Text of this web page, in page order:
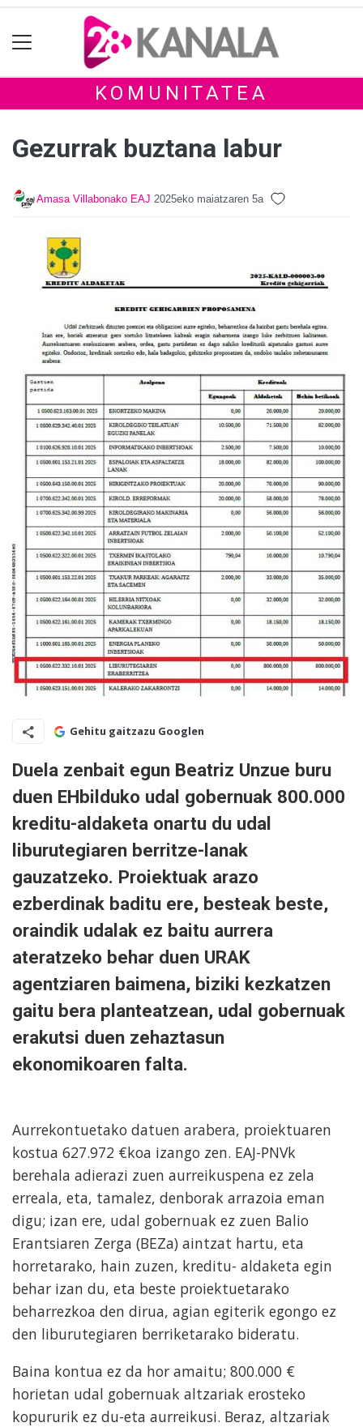
KOMUNITATEA
Gezurrak buztana labur
Amasa Villabonako EAJ 2025eko maiatzaren 5a
Gehitu gaitzazu Googlen
Duela zenbait egun Beatriz Unzue buru
duen EHbilduko udal gobernuak 800.000
kreditu-aldaketa onartu du udal
liburutegiaren berritze-lanak
gauzatzeko. Proiektuak arazo
ezberdinak baditu ere, besteak beste,
oraindik udalak ez baitu aurrera
ateratzeko behar duen URAK
agentziaren baimena, biziki kezkatzen
gaitu bera planteatzean, udal gobernuak
erakutsi duen zehaztasun
ekonomikoaren falta.
Aurrekontuetako datuen arabera, proiektuaren
kostua 627.972 €koa izango zen. EAJ-PNVk
berehala adierazi zuen aurreikuspena ez zela
erreala, eta, tamalez, denborak arrazoia eman
digu; izan ere, udal gobernuak ez zuen Balio
Erantsiaren Zerga (BEZa) aintzat hartu, eta
horretarako, hain zuzen, kreditu- aldaketa egin
behar izan du, eta beste proiektuetarako
beharrezkoa den dirua, agian egiterik egongo ez
den liburutegiaren berriketarako bideratu.
Baina kontua ez da hor amaitu; 800.000 €
horietan udal gobernuak altzariak erosteko
kopururik ez du-eta aurreikusi. Beraz, altzariak